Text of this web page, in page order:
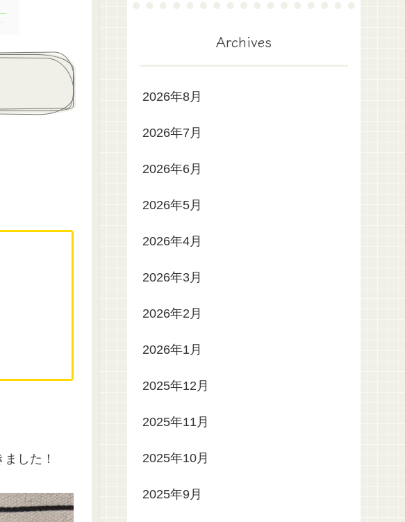
した！
Archives
2026年8月
2026年7月
2026年6月
2026年5月
2026年4月
2026年3月
2026年2月
2026年1月
2025年12月
2025年11月
2025年10月
2025年9月